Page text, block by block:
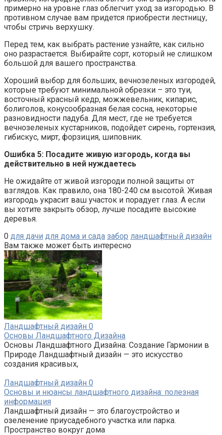
примерно на уровне глаз облегчит уход за изгородью. В
противном случае вам придется приобрести лестницу,
чтобы стричь верхушку.
Перед тем, как выбрать растение узнайте, как сильно
оно разрастается. Выбирайте сорт, который не слишком
большой для вашего пространства.
Хороший выбор для больших, вечнозеленых изгородей,
которые требуют минимальной обрезки – это туи,
восточный красный кедр, можжевельник, кипарис,
болиголов, конусообразная белая сосна, некоторые
разновидности падуба. Для мест, где не требуется
вечнозеленых кустарников, подойдет сирень, гортензия,
гибискус, мирт, форзиция, шиповник.
Ошибка 5: Посадите живую изгородь, когда вы
действительно в ней нуждаетесь
Не ожидайте от живой изгороди полной защиты от
взглядов. Как правило, она 180-240 см высотой. Живая
изгородь украсит ваш участок и порадует глаз. А если
вы хотите закрыть обзор, лучше посадите высокие
деревья.
0 для дачи для дома и сада забор ландшафтный дизайн
Вам также может быть интересно
Ландшафтный дизайн 0
Основы Ландшафтного Дизайна
Основы Ландшафтного Дизайна: Создание Гармонии в
Природе Ландшафтный дизайн — это искусство
создания красивых,
Ландшафтный дизайн 0
Основы и нюансы ландшафтного дизайна: полезная
информация
Ландшафтный дизайн — это благоустройство и
озеленение приусадебного участка или парка.
Пространство вокруг дома